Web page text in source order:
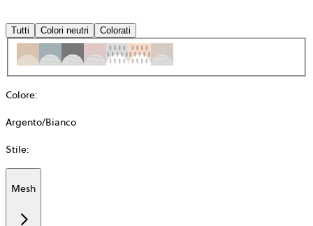
Tutti Colori neutri Colorati
Colore:
Argento/Bianco
Stile:
Mesh